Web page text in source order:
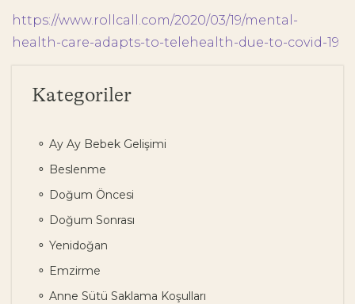
https://www.rollcall.com/2020/03/19/mental-
health-care-adapts-to-telehealth-due-to-covid-19
Kategoriler
Ay Ay Bebek Gelişimi
Beslenme
Doğum Öncesi
Doğum Sonrası
Yenidoğan
Emzirme
Anne Sütü Saklama Koşulları